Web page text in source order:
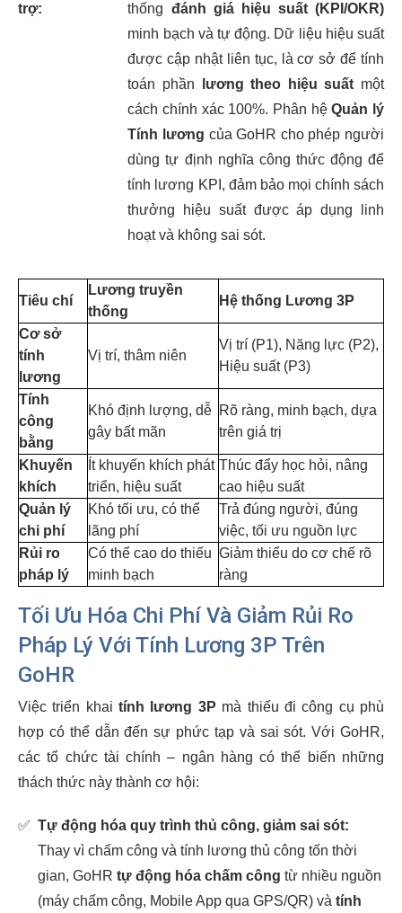
trợ:
thống đánh giá hiệu suất (KPI/OKR)
minh bạch và tự động. Dữ liệu hiệu suất
được cập nhật liên tục, là cơ sở để tính
toán phần
lương theo hiệu suất một
cách chính xác 100%. Phân hệQuản lý
Tính lương của GoHR cho phép người
dùng tự định nghĩa công thức động để
tính lương KPI, đảm bảo mọi chính sách
thưởng hiệu suất được áp dụng linh
hoạt và không sai sót.
Tiêu chí
Lương truyền
thống
Hệ thống Lương 3P
Cơ sở
tính
lương
Vị trí, thâm niên
Vị trí (P1), Năng lực (P2),
Hiệu suất (P3)
Tính
công
bằng
Khó định lượng, dễ
gây bất mãn
Rõ ràng, minh bạch, dựa
trên giá trị
Khuyến
khích
Ít khuyến khích phát
triển, hiệu suất
Thúc đẩy học hỏi, nâng
cao hiệu suất
Quản lý
chi phí
Khó tối ưu, có thể
lãng phí
Trả đúng người, đúng
việc, tối ưu nguồn lực
Rủi ro
pháp lý
Có thể cao do thiếu
minh bạch
Giảm thiểu do cơ chế rõ
ràng
Tối Ưu Hóa Chi Phí Và Giảm Rủi Ro
Pháp Lý Với Tính Lương 3P Trên
GoHR
Việc triển khaitính lương 3P mà thiếu đi công cụ phù
hợp có thể dẫn đến sự phức tạp và sai sót. Với GoHR,
các tổ chức tài chính – ngân hàng có thể biến những
thách thức này thành cơ hội:
✅ Tự động hóa quy trình thủ công, giảm sai sót:
Thay vì chấm công và tính lương thủ công tốn thời
gian, GoHR tự động hóa chấm công từ nhiều nguồn
(máy chấm công, Mobile App qua GPS/QR) và tính